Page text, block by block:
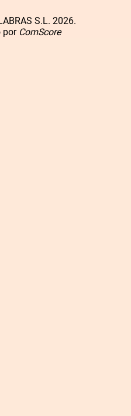
S.L. 2026.
por ComScore